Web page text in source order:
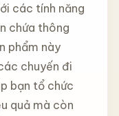
các tính năng
chứa thông
phẩm này
chuyến đi
bạn tổ chức
quả mà còn